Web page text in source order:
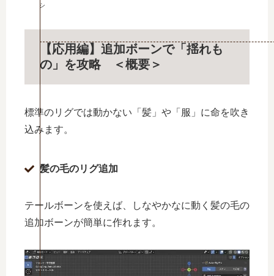
シ
【応用編】追加ボーンで「揺れも
の」を攻略 ＜概要＞
標準のリグでは動かない「髪」や「服」に命を吹き
込みます。
髪の毛のリグ追加
テールボーンを使えば、しなやかなに動く髪の毛の
追加ボーンが簡単に作れます。